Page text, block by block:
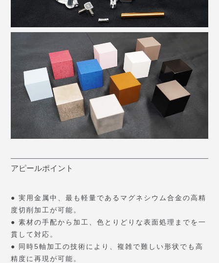
アピールポイント
● 実用金属中、最も軽量であるマグネシウム合金の高精
度切削加工が可能。
● 素材の手配から加工、色とりどりな表面処理までを一
貫して対応。
● 同時5軸加工の技術により、複雑で難しい形状でも高
精度に再現が可能。